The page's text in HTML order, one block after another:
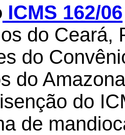
ICMS 162/06
do Ceará,
do
do
do
de